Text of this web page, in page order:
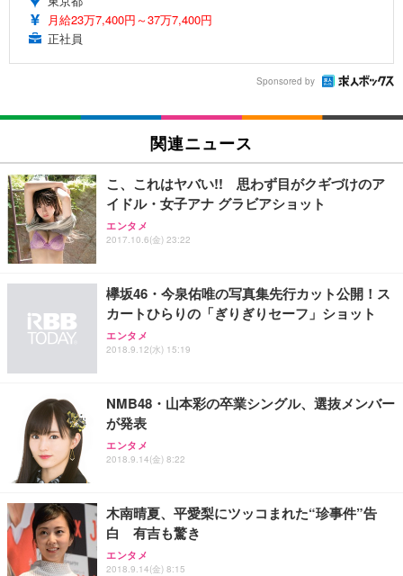
月給23万7,400円～37万7,400円
正社員
Sponsored by
関連ニュース
こ、これはヤバい!! 思わず目がクギづけのア
イドル・女子アナ グラビアショット
エンタメ
2017.10.6(金) 23:22
欅坂46・今泉佑唯の写真集先行カット公開！ス
カートひらりの「ぎりぎりセーフ」ショット
エンタメ
2018.9.12(水) 15:19
NMB48・山本彩の卒業シングル、選抜メンバー
が発表
エンタメ
2018.9.14(金) 8:22
木南晴夏、平愛梨にツッコまれた“珍事件”告
白 有吉も驚き
エンタメ
2018.9.14(金) 8:15